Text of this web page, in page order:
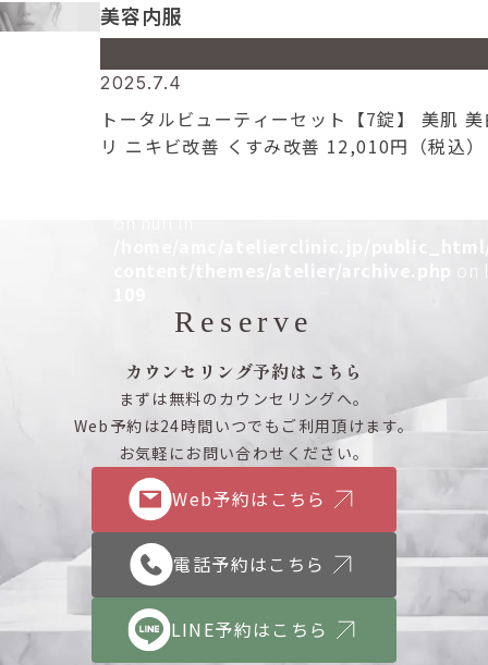
on null in
/home/amc/atelierclinic.jp/
content/themes/atelier/archive.phpon
109
美容内服
Warning
content/themes/atelier/archive.phpon
109
/home/amc/atelierclinic.jp/
content/themes/atelier/archive.php
on
2025.7.4
トータルビューティーセット【7錠】 美肌
リ ニキビ改善 くすみ改善 12,010円（税込
Reserve
カウンセリング予約はこちら
まずは無料のカウンセリングへ。
Web予約は24時間いつでもご利用頂けます。
お気軽にお問い合わせください。
Web予約はこちら
電話予約はこちら
LINE予約はこちら